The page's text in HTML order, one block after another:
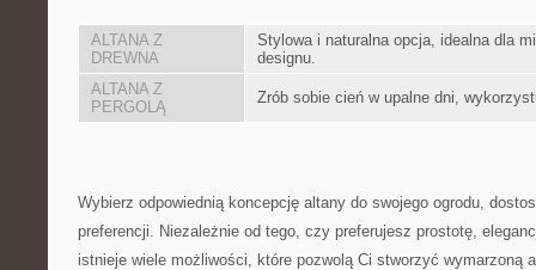
ALTANA Z
DREWNA
Stylowa i ⁣naturalna opcja, idealna ​dla
designu.
ALTANA Z
PERGOLĄ
Zrób sobie cień w upalne dni,
Wybierz odpowiednią koncepcję altany do swojego ogrodu,
preferencji. Niezależnie od tego, czy preferujesz prostotę,
istnieje wiele możliwości, które pozwolą Ci stworzyć wymarzoną